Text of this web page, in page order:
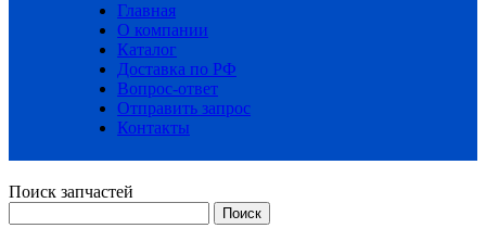
Главная
О компании
Каталог
Доставка по РФ
Вопрос-ответ
Отправить запрос
Контакты
Поиск запчастей